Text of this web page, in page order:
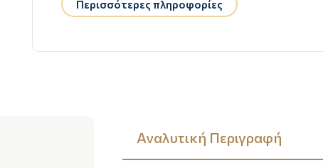
Περισσότερες πληροφορίες
Αναλυτική Περιγραφή